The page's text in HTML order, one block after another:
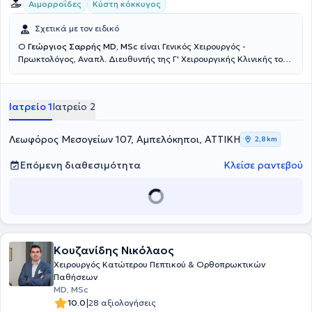
Αιμορροΐδες Κύστη κόκκυγος
Σχετικά με τον ειδικό
Ο Γεώργιος Σαρρής MD, MSc είναι Γενικός Χειρουργός -
Πρωκτολόγος, Αναπλ. Διευθυντής της Γ' Χειρουργικής Κλινικής του
Ερυθραία. Έχει πραγματοποιήσει μεταπτυχιακές σπουδές στην
στην ελάχιστα επεμβατική αντιμετώπιση των ορθοπρωκτικών
παθήσεων (Laser LHP, SiLaC, FiLaC) στη Γερμανία καθώς και στη
Λαπαροσκοπική Χειρουργική. Ειδικεύτηκε στην Β' Χειρουργική
κλινική του νοσοκομείου Κ.Α.Τ. Τέλος, έχει συμμετάσχει σε πληθώρα
πανελλήνιων και διεθνών ιατρικών συνεδρίων.
Ιατρείο 1Ιατρείο 2
Λεωφόρος Μεσογείων 107, Αμπελόκηποι, ΑΤΤΙΚΗ 2,8 km
Επόμενη διαθεσιμότητα Κλείσε ραντεβού
Κουζανίδης Νικόλαος
Χειρουργός Κατώτερου Πεπτικού & Ορθοπρωκτικών
Παθήσεων
MD, MSc
10.0|28 αξιολογήσεις